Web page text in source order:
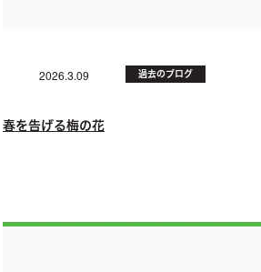
2026.3.09 過去のブログ
春を告げる梅の花